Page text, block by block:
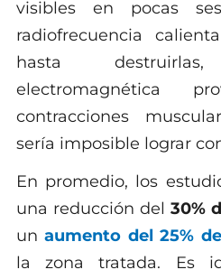
visibles en pocas
radiofrecuencia
hasta
electromagnética
contracciones
sería imposible lograr
En promedio, los
una reducción del 30%
unaumento del 25%
la zona tratada. Es